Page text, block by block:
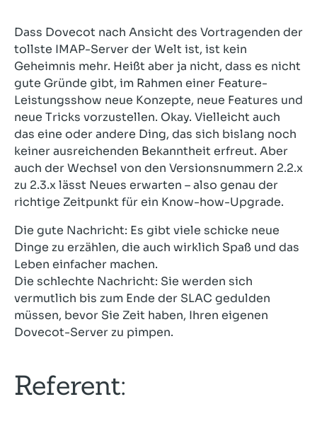
Dass Dovecot nach Ansicht des Vortragenden der
tollste IMAP-Server der Welt ist, ist kein
Geheimnis mehr. Heißt aber ja nicht, dass es nicht
gute Gründe gibt, im Rahmen einer Feature-
Leistungsshow neue Konzepte, neue Features und
neue Tricks vorzustellen. Okay. Vielleicht auch
das eine oder andere Ding, das sich bislang noch
keiner ausreichenden Bekanntheit erfreut. Aber
auch der Wechsel von den Versionsnummern 2.2.x
zu 2.3.x lässt Neues erwarten – also genau der
richtige Zeitpunkt für ein Know-how-Upgrade.
Die gute Nachricht: Es gibt viele schicke neue
Dinge zu erzählen, die auch wirklich Spaß und das
Leben einfacher machen.
Die schlechte Nachricht: Sie werden sich
vermutlich bis zum Ende der SLAC gedulden
müssen, bevor Sie Zeit haben, Ihren eigenen
Dovecot-Server zu pimpen.
Referent: